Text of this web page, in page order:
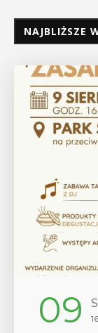
NAJBLIŻSZE
12